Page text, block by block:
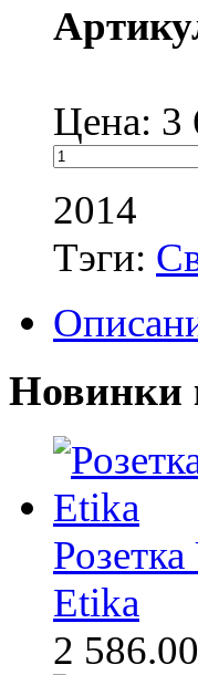
Цена: 3
2014
Тэги:
Новинки
Etika
2 586.00